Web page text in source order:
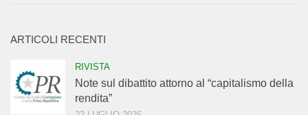
ARTICOLI RECENTI
RIVISTA
Note sul dibattito attorno al “capitalismo della
rendita”